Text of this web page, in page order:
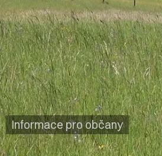
Informace pro občany